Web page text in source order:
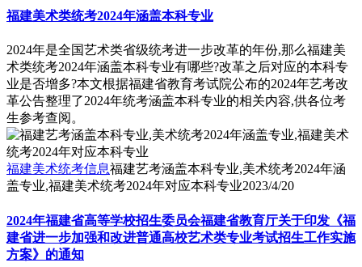
福建美术类统考2024年涵盖本科专业
2024年是全国艺术类省级统考进一步改革的年份,那么福建美
术类统考2024年涵盖本科专业有哪些?改革之后对应的本科专
业是否增多?本文根据福建省教育考试院公布的2024年艺考改
革公告整理了2024年统考涵盖本科专业的相关内容,供各位考
生参考查阅。
福建美术统考信息福建艺考涵盖本科专业,美术统考2024年涵
盖专业,福建美术统考2024年对应本科专业2023/4/20
2024年福建省高等学校招生委员会福建省教育厅关于印发《福
建省进一步加强和改进普通高校艺术类专业考试招生工作实施
方案》的通知